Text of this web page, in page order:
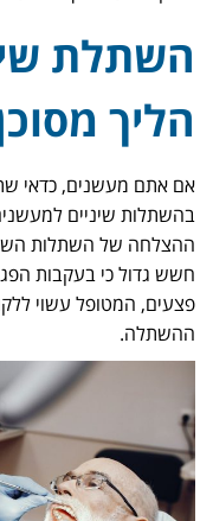
השתלת
הליך
אם אתם מעשנים, כדאי
בהשתלות שיניים
ההצלחה של השתלות
חשש גדול כי בעקבות
פצעים, המטופל עשוי
ההשתלה.